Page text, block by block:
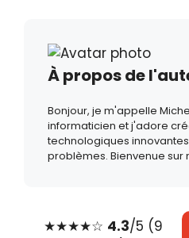
À propos de
Bonjour, je m'appelle
informaticien et j'adore
technologiques
problèmes. Bienvenue sur
★★★★☆ 4.3/5 (9